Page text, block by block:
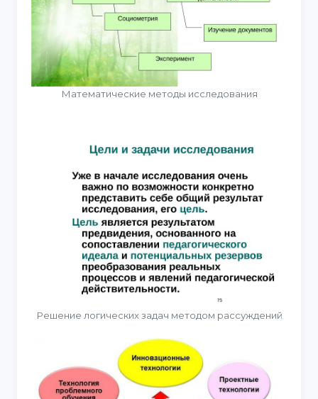
Математические методы исследования
Решение логических задач методом рассуждений